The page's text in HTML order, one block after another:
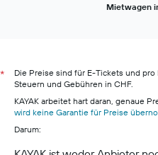
Mietwagen
*
Die Preise sind für E-Tickets und
Steuern und Gebühren in CHF.
KAYAK arbeitet hart daran, genaue
wird keine Garantie für Preise
Darum: